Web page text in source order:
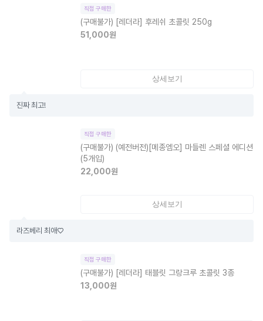
직접 구매한
(구매불가) [레더라] 후레쉬 초콜릿 250g
51,000원
상세보기
진짜 최고!
직접 구매한
(구매불가) (예전버전)[메종엠오] 마들렌 스페셜 에디션
(5개입)
22,000원
상세보기
라즈베리 최애♡
직접 구매한
(구매불가) [레더라] 태블릿 그랑크루 초콜릿 3종
13,000원